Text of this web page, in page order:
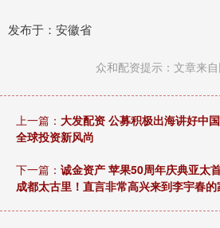
发布于：安徽省
众和配资提示：文章来
上一篇： 大发配资 公募积极出海讲好中
全球投资新风尚
下一篇： 诚金资产 苹果50周年庆典亚太
成都太古里！直言非常高兴来到李宇春的